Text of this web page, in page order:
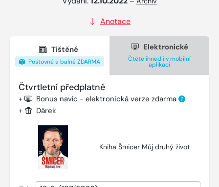
Anotace
Tištěné
Poštovné a balné ZDARMA
Elektronické
Čtěte ihned i v mobilní
aplikaci
Čtvrtletní předplatné
+ Bonus navíc - elektronická verze zdarma ?
+ Dárek
Kniha Šmicer Můj druhý život